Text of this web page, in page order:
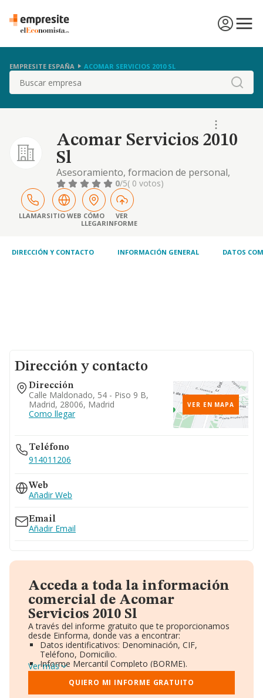
EMPRESITE ESPAÑA ACOMAR SERVICIOS 2010 SL
Buscar
Acomar Servicios 2010
Sl
Asesoramiento, formacion de personal,
imparticion de cursos y conferencias en el
sector de la alimentacion y bebidas
0/5( 0 votos)
LLAMARSITIO WEB CÓMO
LLEGAR
VER
INFORME
DIRECCIÓN Y CONTACTO INFORMACIÓN GENERAL DATOS
Dirección y contacto
Dirección
Calle Maldonado, 54 - Piso 9 B,
Madrid, 28006, Madrid
Como llegar
VER EN MAPA
Teléfono
914011206
Web
Añadir Web
Email
Añadir Email
Acceda a toda la información
comercial de Acomar
Servicios 2010 Sl
A través del informe gratuito que te proporcionamos
desde Einforma, donde vas a encontrar:
Datos identificativos: Denominación, CIF,
Teléfono, Domicilio.
Informe Mercantil Completo (BORME).
Gráficos de Evolución Ventas y Empleados.
Consejo de Administración y Administradores.
Directivos y Ejecutivos.
Ver más
QUIERO MI INFORME GRATUITO